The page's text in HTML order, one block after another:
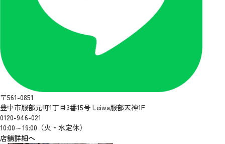
〒561-0851
豊中市服部元町1丁目3番15号 Leiwa服部天神1F
0120-946-021
10:00～19:00（火・水定休）
店舗詳細へ